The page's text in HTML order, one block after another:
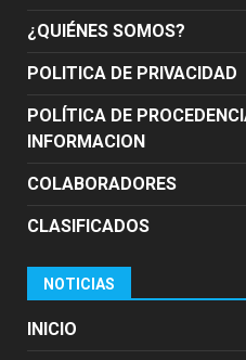
¿QUIÉNES SOMOS?
POLITICA DE PRIVACIDAD
POLÍTICA DE
INFORMACION
COLABORADORES
CLASIFICADOS
NOTICIAS
INICIO